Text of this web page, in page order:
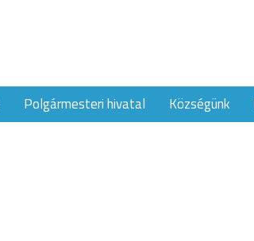
Polgármesteri hivatal Községünk